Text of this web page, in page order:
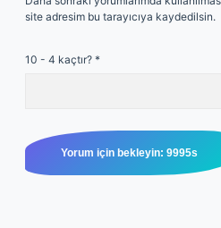
site adresim bu tarayıcıya kaydedilsin.
10 - 4 kaçtır? *